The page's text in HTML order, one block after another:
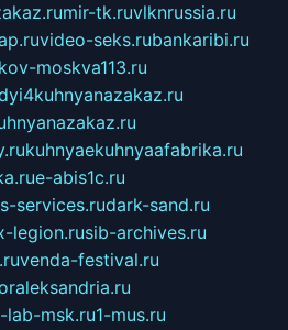
mir-tk.ruvlknrussia.ru
video-seks.rubankaribi.ru
moskva113.ru
kuhnyaekuhnyaafabrika.ru
e-abis1c.ru
services.rudark-sand.ru
legion.rusib-archives.ru
venda-festival.ru
lab-msk.ru1-mus.ru